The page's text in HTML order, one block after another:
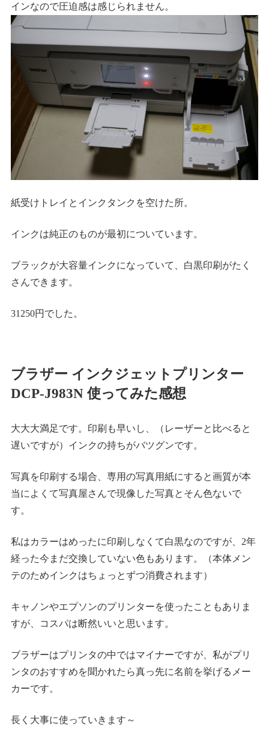
インなので圧迫感は感じられません。
紙受けトレイとインクタンクを空けた所。
インクは純正のものが最初についています。
ブラックが大容量インクになっていて、白黒印刷がたく
さんできます。
31250円でした。
ブラザー インクジェットプリンター
DCP-J983N 使ってみた感想
大大大満足です。印刷も早いし、（レーザーと比べると
遅いですが）インクの持ちがバツグンです。
写真を印刷する場合、専用の写真用紙にすると画質が本
当によくて写真屋さんで現像した写真とそん色ないで
す。
私はカラーはめったに印刷しなくて白黒なのですが、2年
経った今まだ交換していない色もあります。（本体メン
テのためインクはちょっとずつ消費されます）
キャノンやエプソンのプリンターを使ったこともありま
すが、コスパは断然いいと思います。
ブラザーはプリンタの中ではマイナーですが、私がプリ
ンタのおすすめを聞かれたら真っ先に名前を挙げるメー
カーです。
長く大事に使っていきます～